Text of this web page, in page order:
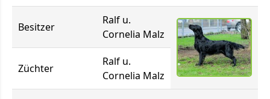
Besitzer
Ralf u.
Cornelia Malz
Züchter
Ralf u.
Cornelia Malz